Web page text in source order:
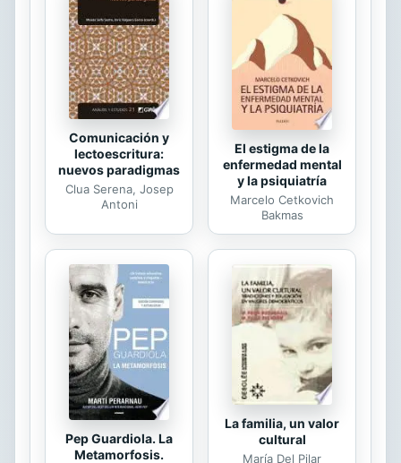
universo en expansión. El lector
tendrá la oportunidad de dejarse
caer en una sublime puesta de sol,
de una sinfonía de colores al
atardecer de un día...
Comunicación y
lectoescritura:
nuevos paradigmas
Clua Serena, Josep
Antoni
El estigma de la
enfermedad mental
y la psiquiatría
Marcelo Cetkovich
Bakmas
Pep Guardiola. La
Metamorfosis.
La familia, un valor
cultural
María Del Pilar